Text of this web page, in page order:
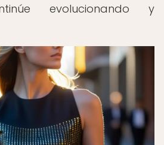
evolucionando y